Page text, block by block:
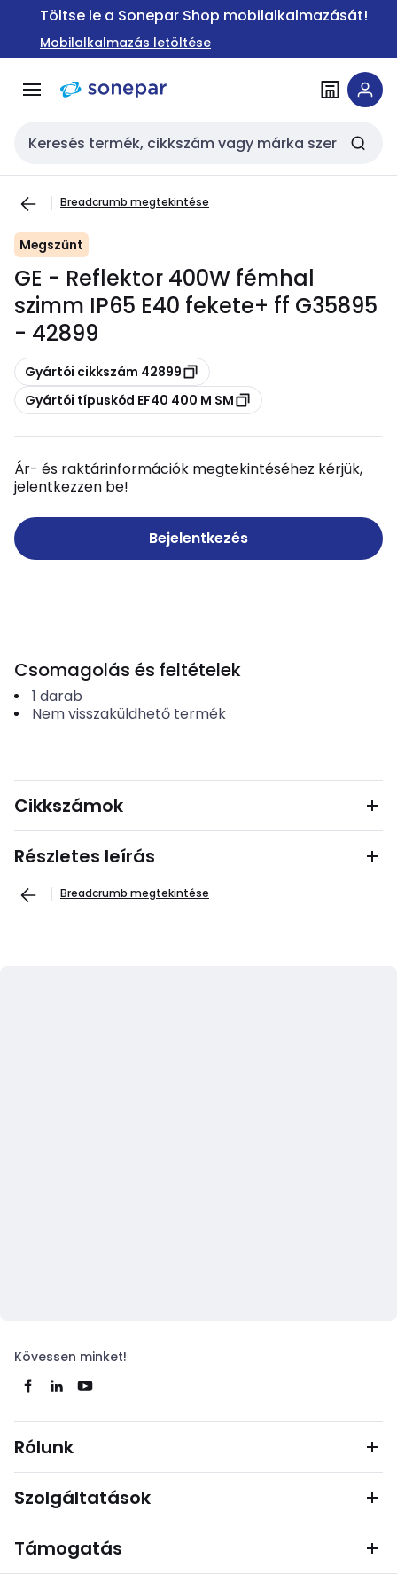
Ugrás a
Ugrás a
tartalomra
Töltse le a Sonepar Shop mobilalkalmazását!
Mobilalkalmazás letöltése
Keresési bemenet
Breadcrumb megtekintése
Megszűnt
GE - Reflektor 400W fémhal
szimm IP65 E40 fekete+ ff G35895
- 42899
Másolás
Gyártói cikkszám 42899
Másolás
Gyártói típuskód EF40 400 M SM
Ár- és raktárinformációk megtekintéséhez kérjük,
jelentkezzen be!
Bejelentkezés
Csomagolás és feltételek
1 darab
Nem visszaküldhető termék
Cikkszámok
Részletes leírás
Breadcrumb megtekintése
Kövessen minket!
Rólunk
Szolgáltatások
Támogatás